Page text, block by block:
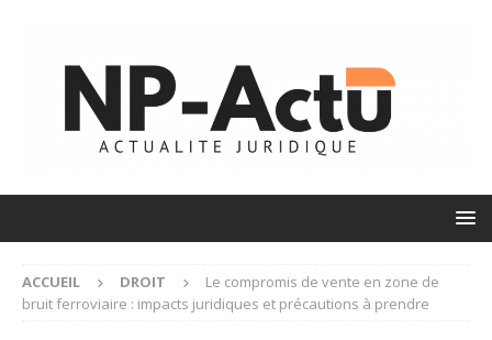
ACCUEIL DROIT
Le compromis de vente en zone de
bruit ferroviaire : impacts juridiques et précautions à prendre